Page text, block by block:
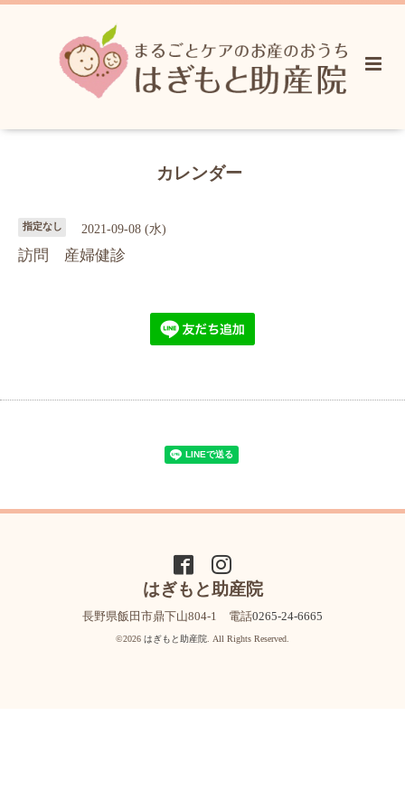
カレンダー
指定なし 2021-09-08 (水)
訪問 産婦健診
はぎもと助産院
長野県飯田市鼎下山804-1 電話0265-24-6665
©2026 はぎもと助産院 . All Rights Reserved.